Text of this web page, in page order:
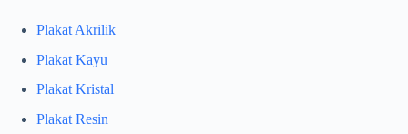
Plakat Akrilik
Plakat Kayu
Plakat Kristal
Plakat Resin